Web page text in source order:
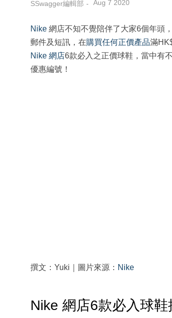
SSwagger編輯部 Aug 7 2020
Nike 網店不知不覺陪伴了大家6個年頭
郵件及短訊，在購買任何正價產品滿
Nike 網店6款必入之正價球鞋，當中有
優惠編號！
撰文：Yuki｜圖片來源： Nike
Nike 網店6款必入球鞋